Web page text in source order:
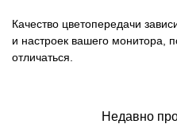
Качество цветопередачи
и настроек вашего монитора,
отличаться.
Недавно